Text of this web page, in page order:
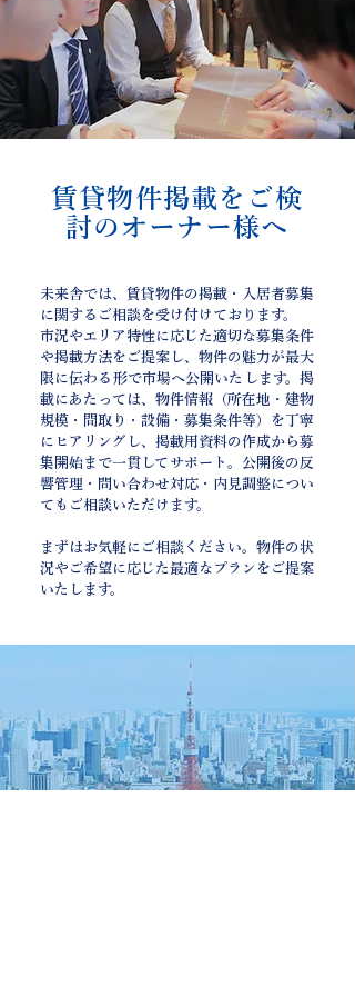
賃貸物件掲載をご検
討のオーナー様へ
未来舎では、賃貸物件の掲載・入居者募集
に関するご相談を受け付けております。
市況やエリア特性に応じた適切な募集条件
や掲載方法をご提案し、物件の魅力が最大
限に伝わる形で市場へ公開いたします。掲
載にあたっては、物件情報（所在地・建物
規模・間取り・設備・募集条件等）を丁寧
にヒアリングし、掲載用資料の作成から募
集開始まで一貫してサポート。公開後の反
響管理・問い合わせ対応・内見調整につい
てもご相談いただけます。
まずはお気軽にご相談ください。物件の状
況やご希望に応じた最適なプランをご提案
いたします。